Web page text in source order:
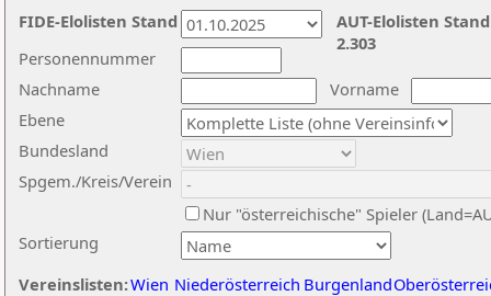
Nachname
Vorname
Ebene
Sortierung
Personennummer
Bundesland
Spgem./Kreis/Verein
Nur "österreichische" Spieler
Vereinslisten:Wien Niederösterreich Burgenland
AUT-Elolisten
2.303
FIDE-Elolisten Stand